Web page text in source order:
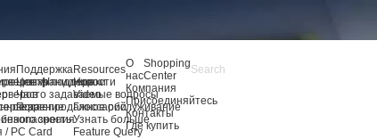
AI
зрения
/ PC Card
хранилища
зрение
Поддержка
Центр поддержки
Часто задаваемые вопросы
Послепродажное обслуживание
Resources
Новости
Video
Глоссарий
Узнать больше
Feature Query
О
нас
Компания
Присоединяйтесь
Контакты
Где купить
Shopping
Center